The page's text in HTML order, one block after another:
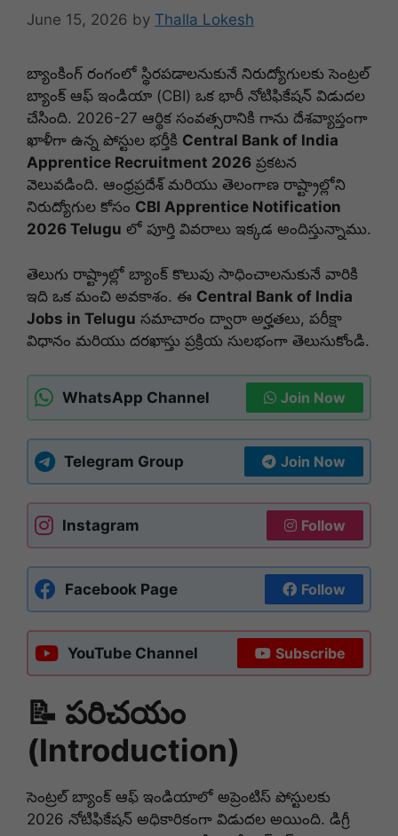
June 15, 2026 by Thalla Lokesh
బ్యాంకింగ్ రంగంలో స్థిరపడాలనుకునే నిరుద్యోగులకు సెంట్రల్
బ్యాంక్ ఆఫ్ ఇండియా (CBI) ఒక భారీ నోటిఫికేషన్ విడుదల
చేసింది. 2026-27 ఆర్థిక సంవత్సరానికి గాను దేశవ్యాప్తంగా
ఖాళీగా ఉన్న పోస్టుల భర్తీకి Central Bank of India
Apprentice Recruitment 2026 ప్రకటన
వెలువడింది. ఆంధ్రప్రదేశ్ మరియు తెలంగాణ రాష్ట్రాల్లోని
నిరుద్యోగుల కోసం CBI Apprentice Notification
2026 Telugu లో పూర్తి వివరాలు ఇక్కడ అందిస్తున్నాము.
తెలుగు రాష్ట్రాల్లో బ్యాంక్ కొలువు సాధించాలనుకునే వారికి
ఇది ఒక మంచి అవకాశం. ఈ Central Bank of India
Jobs in Telugu సమాచారం ద్వారా అర్హతలు, పరీక్షా
విధానం మరియు దరఖాస్తు ప్రక్రియ సులభంగా తెలుసుకోండి.
WhatsApp Channel Join Now
Telegram Group Join Now
Instagram Follow
Facebook Page Follow
YouTube Channel Subscribe
📝 పరిచయం
(Introduction)
సెంట్రల్ బ్యాంక్ ఆఫ్ ఇండియాలో అప్రెంటిస్ పోస్టులకు
2026 నోటిఫికేషన్ అధికారికంగా విడుదల అయింది. డిగ్రీ